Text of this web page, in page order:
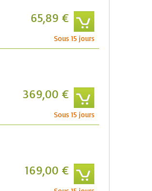
Sous 15 jours
65,89 €
Sous 15 jours
369,00 €
169,00 €